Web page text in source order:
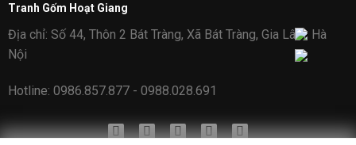
Tranh Gốm Hoạt Giang
Địa chỉ: Số 44, Thôn 2 Bát Tràng, Xã Bát Tràng, Gia Lâm, Hà
Nội
Hotline: 0986.857.877 - 0988.028.691